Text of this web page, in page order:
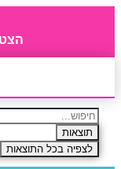
תוצאות
לצפיה בכל התוצאות